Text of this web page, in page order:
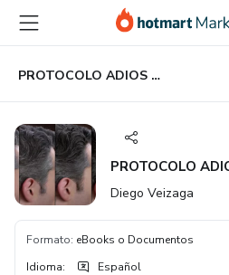
principal
página
de
página
PROTOCOLO ADIOS CANAS
PROTOCOLO
Diego Veizaga
Formato: eBooks o Documentos
Idioma: Español